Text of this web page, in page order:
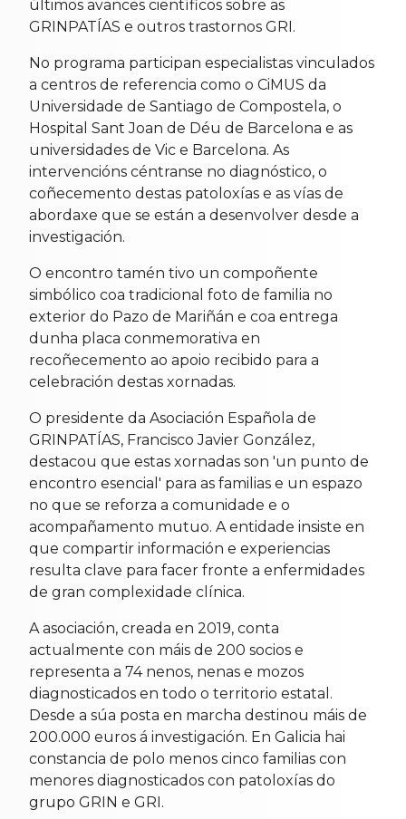
últimos avances científicos sobre as
GRINPATÍAS e outros trastornos GRI.
No programa participan especialistas vinculados
a centros de referencia como o CiMUS da
Universidade de Santiago de Compostela, o
Hospital Sant Joan de Déu de Barcelona e as
universidades de Vic e Barcelona. As
intervencións céntranse no diagnóstico, o
coñecemento destas patoloxías e as vías de
abordaxe que se están a desenvolver desde a
investigación.
O encontro tamén tivo un compoñente
simbólico coa tradicional foto de familia no
exterior do Pazo de Mariñán e coa entrega
dunha placa conmemorativa en
recoñecemento ao apoio recibido para a
celebración destas xornadas.
O presidente da Asociación Española de
GRINPATÍAS, Francisco Javier González,
destacou que estas xornadas son 'un punto de
encontro esencial' para as familias e un espazo
no que se reforza a comunidade e o
acompañamento mutuo. A entidade insiste en
que compartir información e experiencias
resulta clave para facer fronte a enfermidades
de gran complexidade clínica.
A asociación, creada en 2019, conta
actualmente con máis de 200 socios e
representa a 74 nenos, nenas e mozos
diagnosticados en todo o territorio estatal.
Desde a súa posta en marcha destinou máis de
200.000 euros á investigación. En Galicia hai
constancia de polo menos cinco familias con
menores diagnosticados con patoloxías do
grupo GRIN e GRI.